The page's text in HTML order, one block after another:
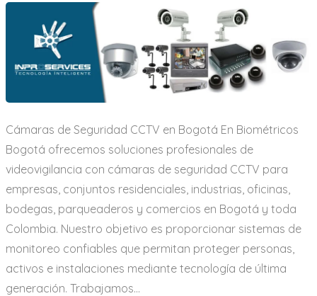
Cámaras de Seguridad CCTV en Bogotá En Biométricos
Bogotá ofrecemos soluciones profesionales de
videovigilancia con cámaras de seguridad CCTV para
empresas, conjuntos residenciales, industrias, oficinas,
bodegas, parqueaderos y comercios en Bogotá y toda
Colombia. Nuestro objetivo es proporcionar sistemas de
monitoreo confiables que permitan proteger personas,
activos e instalaciones mediante tecnología de última
generación. Trabajamos…